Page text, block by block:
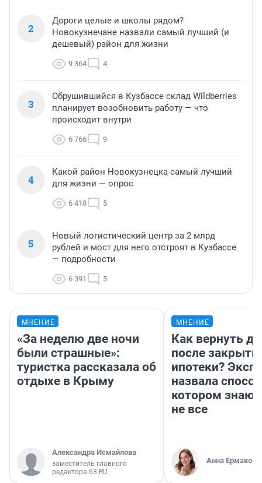
2
Дороги целые и школы рядом?
Новокузнечане назвали самый лучший (и
дешевый) район для жизни
9 364 4
3
Обрушившийся в Кузбассе склад Wildberries
планирует возобновить работу — что
происходит внутри
6 766 9
4
Какой район Новокузнецка самый лучший
для жизни — опрос
6 418 5
5
Новый логистический центр за 2 млрд
рублей и мост для него отстроят в Кузбассе
— подробности
6 391 5
МНЕНИЕ
«За неделю две ночи
были страшные»:
туристка рассказала об
отдыхе в Крыму
Александра Исмайлова
заместитель главного
редактора 63.RU
МНЕНИЕ
Как вернуть
после
ипотеки?
назвала
котором
не все
Анна Ермакова